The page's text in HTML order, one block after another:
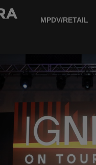
MPDV/RETAIL